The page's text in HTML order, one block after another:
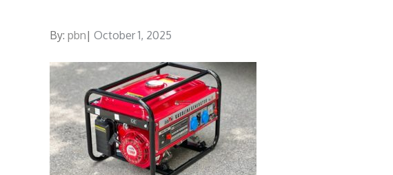
By: pbn Posted
October 1, 2025